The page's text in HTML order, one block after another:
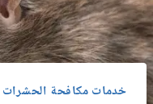
خدمات مكافحة الحشرات